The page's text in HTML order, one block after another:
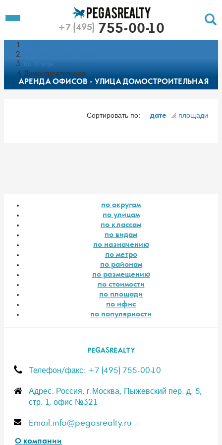
Toggle
Push
+7 (495) 755-00-10
Домостроительная
АРЕНДА ОФИСОВ - УЛИЦА ДОМОСТРОИТЕЛЬНАЯ
Сортировать по: дате площади
по округам
по улицам
по классам
по видам
по назначению
по метро
по районам
по размещению
по стоимости
по площади
по ифнс
по популярности
PEGASREALTY
Телефон/факс: +7 (495) 755-00-10
Адрес: Россия, г.Москва, Пыжевский пер. д. 5,
стр. 1, офис №321
E-mail:info@pegasrealty.ru
О компании